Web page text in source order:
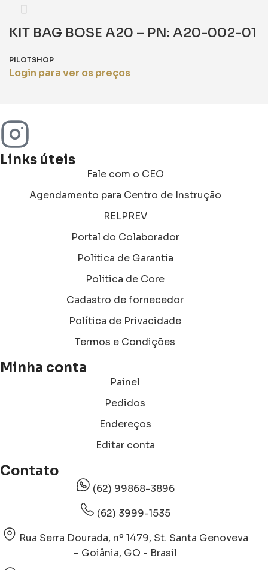
KIT BAG BOSE A20 – PN: A20-002-01
PILOTSHOP
Login para ver os preços
Links úteis
Fale com o CEO
Agendamento para Centro de Instrução
RELPREV
Portal do Colaborador
Política de Garantia
Política de Core
Cadastro de fornecedor
Política de Privacidade
Termos e Condições
Minha conta
Painel
Pedidos
Endereços
Editar conta
Contato
(62) 99868-3896
(62) 3999-1535
Rua Serra Dourada, nº 1479, St. Santa Genoveva
– Goiânia, GO - Brasil